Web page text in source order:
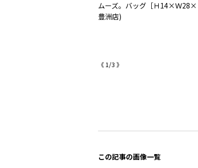
ムーズ。バッグ［Ｈ14×Ｗ28×
豊洲店)
《 1 /3 》
この記事の画像一覧